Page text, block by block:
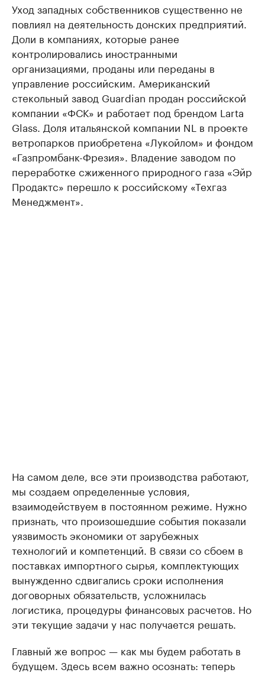
Уход западных собственников существенно не
повлиял на деятельность донских предприятий.
Доли в компаниях, которые ранее
контролировались иностранными
организациями, проданы или переданы в
управление российским. Американский
стекольный завод Guardian продан российской
компании «ФСК» и работает под брендом Larta
Glass. Доля итальянской компании NL в проекте
ветропарков приобретена «Лукойлом» и фондом
«Газпромбанк-Фрезия». Владение заводом по
переработке сжиженного природного газа «Эйр
Продактс» перешло к российскому «Техгаз
Менеджмент».
На самом деле, все эти производства работают,
мы создаем определенные условия,
взаимодействуем в постоянном режиме. Нужно
признать, что произошедшие события показали
уязвимость экономики от зарубежных
технологий и компетенций. В связи со сбоем в
поставках импортного сырья, комплектующих
вынужденно сдвигались сроки исполнения
договорных обязательств, усложнилась
логистика, процедуры финансовых расчетов. Но
эти текущие задачи у нас получается решать.
Главный же вопрос — как мы будем работать в
будущем. Здесь всем важно осознать: теперь